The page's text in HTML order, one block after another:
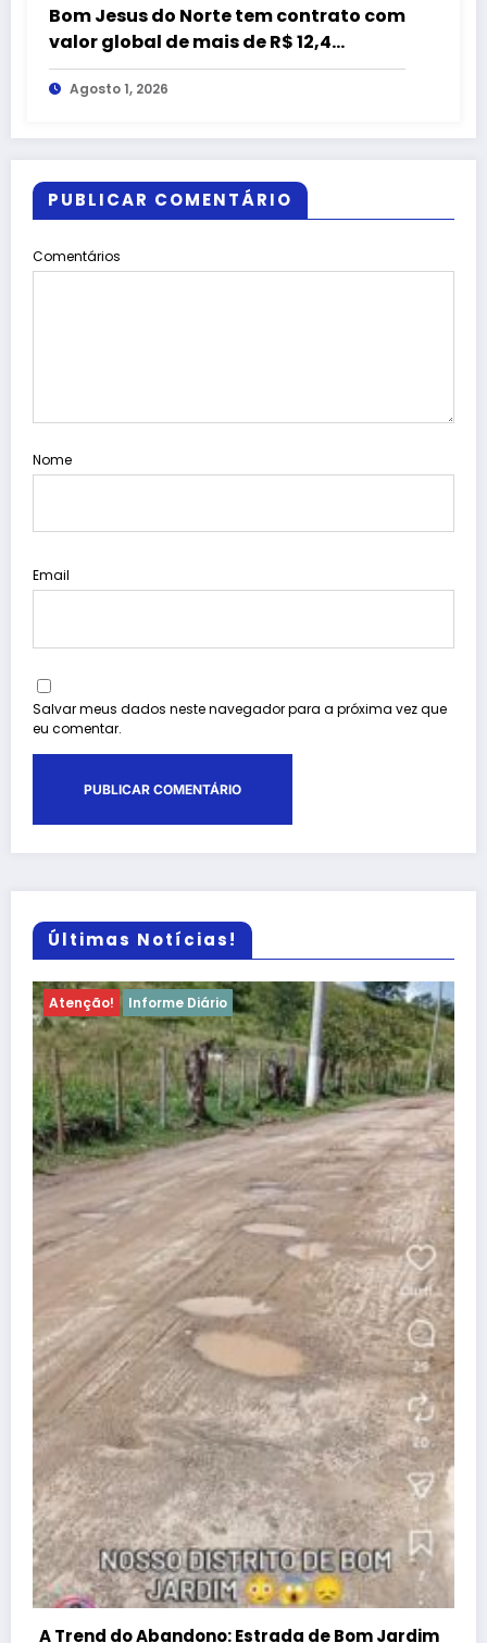
Bom Jesus do Norte tem contrato com
valor global de mais de R$ 12,4
milhões com empresa citada em
representação do MPC-ES
Agosto 1, 2026
PUBLICAR COMENTÁRIO
Comentários
Nome
Email
Salvar meus dados neste navegador para a próxima vez que
eu comentar.
Últimas Notícias!
Atenção! Informe Diário
Atenção, Bom Jesus! Alerta sobre
dificuldades no Programa Farmácia Popular
dezembro 25, 2025 Wisley
Guia útil Conheça nossa cidade Denúncia
Contato
APAN
A REDE
Blog Wisley Fernandes - 2025 - Ligue: (22) 99908-4338 -
CNPJ:38.455.321/0001-53 | Powered By
SpiceThemes